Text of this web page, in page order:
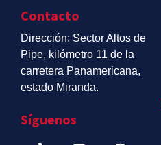
Contacto
Dirección: Sector Altos de
Pipe, kilómetro 11 de la
carretera Panamericana,
estado Miranda.
Síguenos